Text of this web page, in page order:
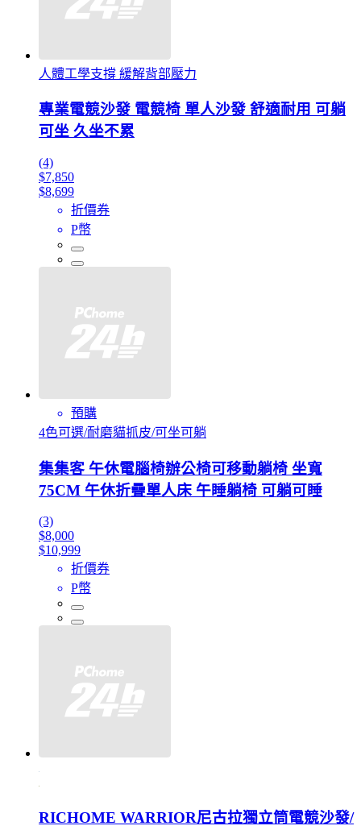
人體工學支撐 緩解背部壓力
專業電競沙發 電競椅 單人沙發 舒適耐用 可躺
可坐 久坐不累
(4)
$7,850
$8,699
折價券
P幣
預購
4色可選/耐磨貓抓皮/可坐可躺
集集客 午休電腦椅辦公椅可移動躺椅 坐寬
75CM 午休折疊單人床 午睡躺椅 可躺可睡
(3)
$8,000
$10,999
折價券
P幣
RICHOME WARRIOR尼古拉獨立筒電競沙發/